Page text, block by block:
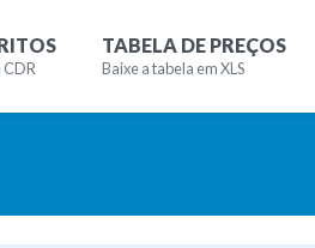
CDR
TABELA DE PREÇOS
Baixe a tabela em XLS